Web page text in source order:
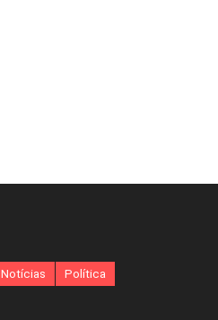
Notícias Política